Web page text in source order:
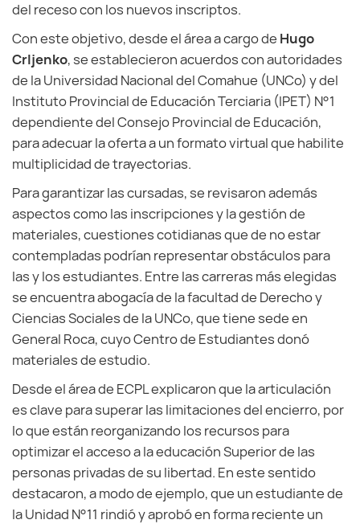
del receso con los nuevos inscriptos.
Con este objetivo, desde el área a cargo de Hugo
Crljenko, se establecieron acuerdos con autoridades
de la Universidad Nacional del Comahue (UNCo) y del
Instituto Provincial de Educación Terciaria (IPET) N°1
dependiente del Consejo Provincial de Educación,
para adecuar la oferta a un formato virtual que habilite
multiplicidad de trayectorias.
Para garantizar las cursadas, se revisaron además
aspectos como las inscripciones y la gestión de
materiales, cuestiones cotidianas que de no estar
contempladas podrían representar obstáculos para
las y los estudiantes. Entre las carreras más elegidas
se encuentra abogacía de la facultad de Derecho y
Ciencias Sociales de la UNCo, que tiene sede en
General Roca, cuyo Centro de Estudiantes donó
materiales de estudio.
Desde el área de ECPL explicaron que la articulación
es clave para superar las limitaciones del encierro, por
lo que están reorganizando los recursos para
optimizar el acceso a la educación Superior de las
personas privadas de su libertad. En este sentido
destacaron, a modo de ejemplo, que un estudiante de
la Unidad N°11 rindió y aprobó en forma reciente un